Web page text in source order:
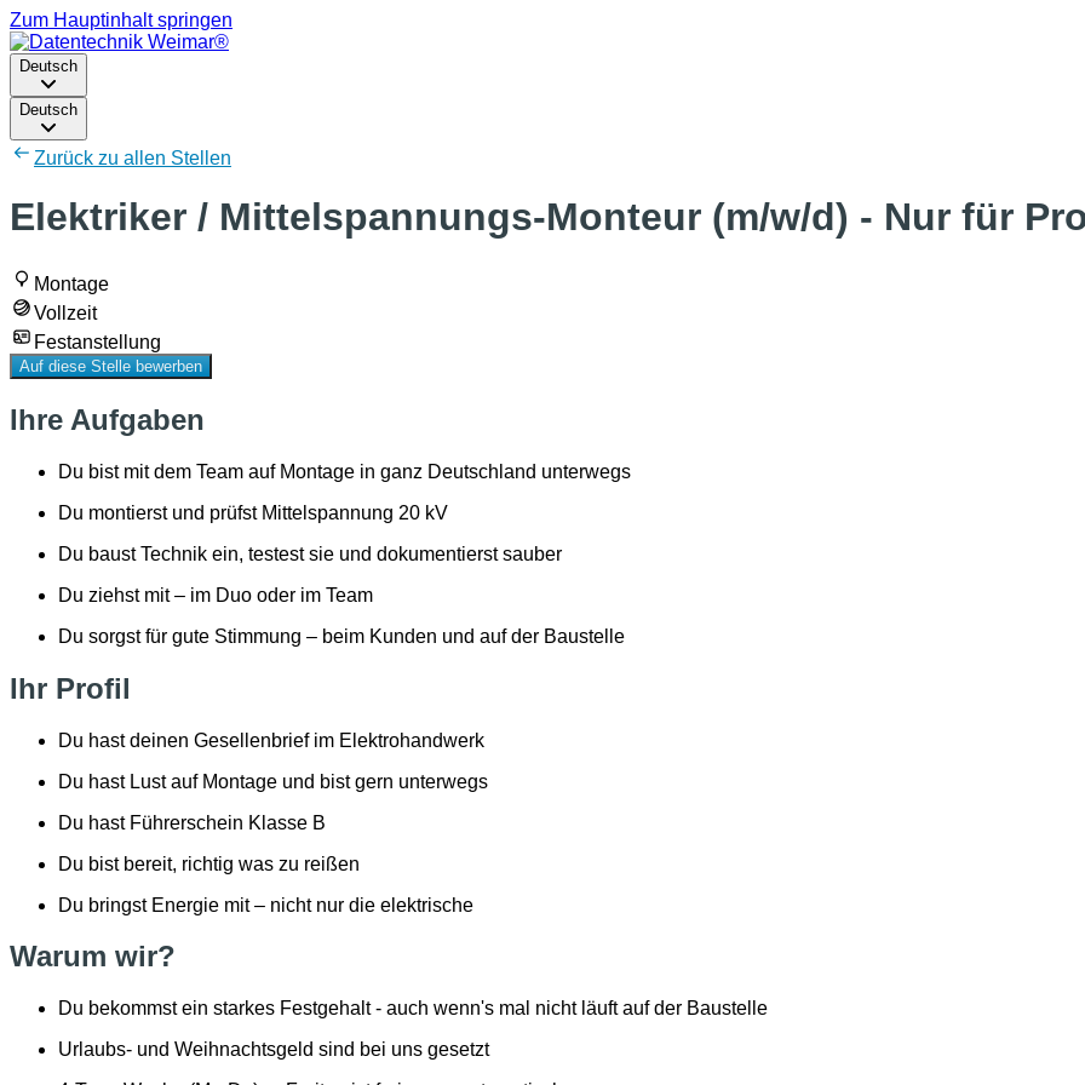
Zum Hauptinhalt springen
Deutsch
Deutsch
Zurück zu allen Stellen
Elektriker / Mittelspannungs-Monteur (m/w/d) - Nur für
Montage
Vollzeit
Festanstellung
Auf diese Stelle bewerben
Ihre Aufgaben
Du bist mit dem Team auf Montage in ganz Deutschland unterwegs
Du montierst und prüfst Mittelspannung 20 kV
Du baust Technik ein, testest sie und dokumentierst sauber
Du ziehst mit – im Duo oder im Team
Du sorgst für gute Stimmung – beim Kunden und auf der Baustelle
Ihr Profil
Du hast deinen Gesellenbrief im Elektrohandwerk
Du hast Lust auf Montage und bist gern unterwegs
Du hast Führerschein Klasse B
Du bist bereit, richtig was zu reißen
Du bringst Energie mit – nicht nur die elektrische
Warum wir?
Du bekommst ein starkes Festgehalt - auch wenn's mal nicht läuft auf der Baustelle
Urlaubs- und Weihnachtsgeld sind bei uns gesetzt